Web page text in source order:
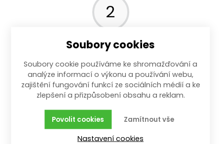
2
Názory Zákazníků
25.06.2023
vynikající
Ale za ty prachy - jde to.
Soubory cookies
Soubory cookie používáme ke shromažďování a
analýze informací o výkonu a používání webu,
zajištění fungování funkcí ze sociálních médií a ke
zlepšení a přizpůsobení obsahu a reklam.
Zamítnout vše
Povolit cookies
Nastavení cookies